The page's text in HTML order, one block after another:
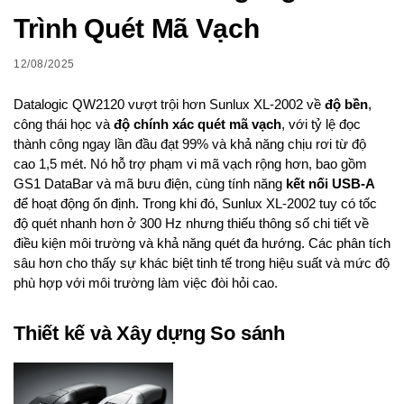
Trình Quét Mã Vạch
12/08/2025
Datalogic QW2120 vượt trội hơn Sunlux XL-2002 về độ bền,
công thái học và độ chính xác quét mã vạch, với tỷ lệ đọc
thành công ngay lần đầu đạt 99% và khả năng chịu rơi từ độ
cao 1,5 mét. Nó hỗ trợ phạm vi mã vạch rộng hơn, bao gồm
GS1 DataBar và mã bưu điện, cùng tính năng kết nối USB-A
để hoạt động ổn định. Trong khi đó, Sunlux XL-2002 tuy có tốc
độ quét nhanh hơn ở 300 Hz nhưng thiếu thông số chi tiết về
điều kiện môi trường và khả năng quét đa hướng. Các phân tích
sâu hơn cho thấy sự khác biệt tinh tế trong hiệu suất và mức độ
phù hợp với môi trường làm việc đòi hỏi cao.
Thiết kế và Xây dựng So sánh